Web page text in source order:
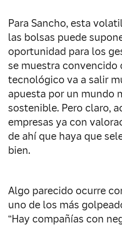
Para Sancho, esta
las bolsas puede
oportunidad para los
se muestra convencido
tecnológico va a salir
apuesta por un mundo
sostenible. Pero claro,
empresas ya con
de ahí que haya que
bien.
Algo parecido ocurre
uno de los más
“Hay compañías con